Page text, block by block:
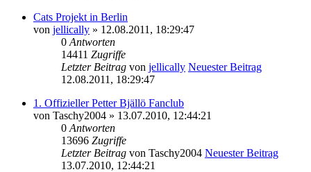
Cats Projekt in Berlin
von jellically » 12.08.2011, 18:29:47
0 Antworten
14411 Zugriffe
Letzter Beitrag von jellically Neuester Beitrag
12.08.2011, 18:29:47
1. Offizieller Petter Bjällö Fanclub
von Taschy2004 » 13.07.2010, 12:44:21
0 Antworten
13696 Zugriffe
Letzter Beitrag von Taschy2004 Neuester Beitrag
13.07.2010, 12:44:21